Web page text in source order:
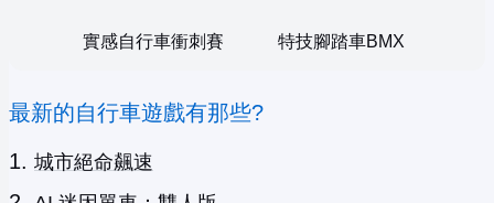
實感自行車衝刺賽 特技腳踏車BMX
最新的自行車遊戲有那些?
城市絕命飆速